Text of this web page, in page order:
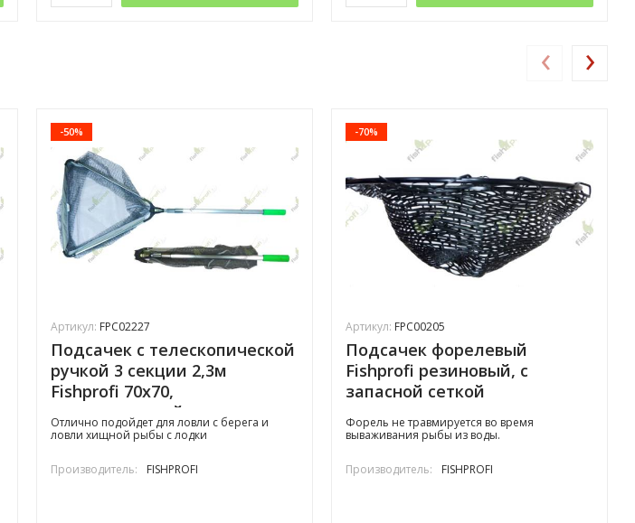
-50%
Артикул: FPC02227
Подсачек с телескопической
ручкой 3 секции 2,3м
Fishprofi 70х70,
прорезиненный
Отлично подойдет для ловли с берега и
ловли хищной рыбы с лодки
Производитель: FISHPROFI
-70%
Артикул: FPC00205
Подсачек форелевый
Fishprofi резиновый, с
запасной сеткой
Форель не травмируется во время
вываживания рыбы из воды.
Производитель: FISHPROFI
‹ ›